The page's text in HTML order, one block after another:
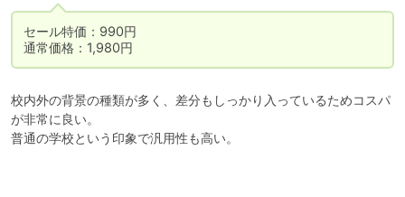
セール特価：990円
通常価格：1,980円
校内外の背景の種類が多く、差分もしっかり入っているためコスパ
が非常に良い。
普通の学校という印象で汎用性も高い。